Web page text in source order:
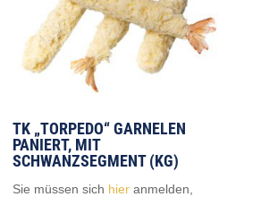
TK „TORPEDO“ GARNELEN
PANIERT, MIT
SCHWANZSEGMENT (KG)
Sie müssen sich hier anmelden,